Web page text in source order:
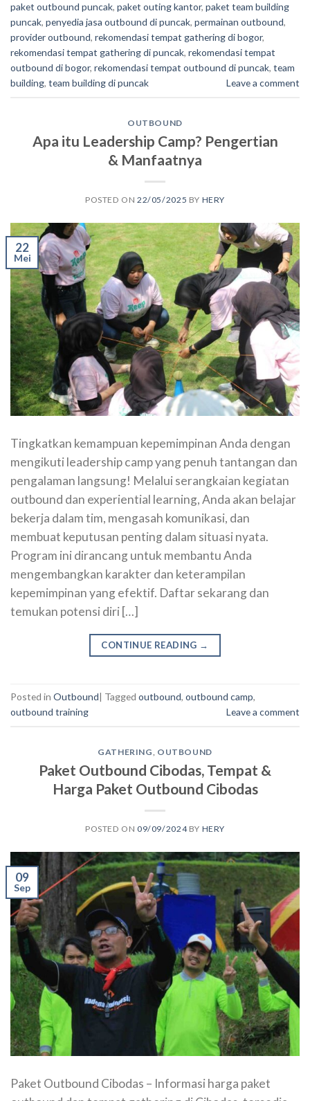
paket outbound puncak, paket outing kantor, paket team building
puncak, penyedia jasa outbound di puncak, permainan outbound,
provider outbound, rekomendasi tempat gathering di bogor,
rekomendasi tempat gathering di puncak, rekomendasi tempat
outbound di bogor, rekomendasi tempat outbound di puncak, team
building, team building di puncak Leave a comment
OUTBOUND
Apa itu Leadership Camp? Pengertian
& Manfaatnya
POSTED ON22/05/2025 BY HERY
22
Mei
Tingkatkan kemampuan kepemimpinan Anda dengan
mengikuti leadership camp yang penuh tantangan dan
pengalaman langsung! Melalui serangkaian kegiatan
outbound dan experiential learning, Anda akan belajar
bekerja dalam tim, mengasah komunikasi, dan
membuat keputusan penting dalam situasi nyata.
Program ini dirancang untuk membantu Anda
mengembangkan karakter dan keterampilan
kepemimpinan yang efektif. Daftar sekarang dan
temukan potensi diri […]
CONTINUE READING →
Posted in Outbound| Tagged outbound, outbound camp,
outbound training
Leave a comment
GATHERING OUTBOUND
Paket Outbound Cibodas, Tempat &
Harga Paket Outbound Cibodas
POSTED ON09/09/2024BY HERY
09
Sep
Paket Outbound Cibodas – Informasi harga paket